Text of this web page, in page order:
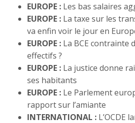
EUROPE : Les bas salaires
EUROPE : La taxe sur les
va enfin voir le jour en
EUROPE : La BCE contrainte
effectifs ?
EUROPE : La justice donne
ses habitants
EUROPE : Le Parlement
rapport sur l’amiante
INTERNATIONAL : L’OCDE